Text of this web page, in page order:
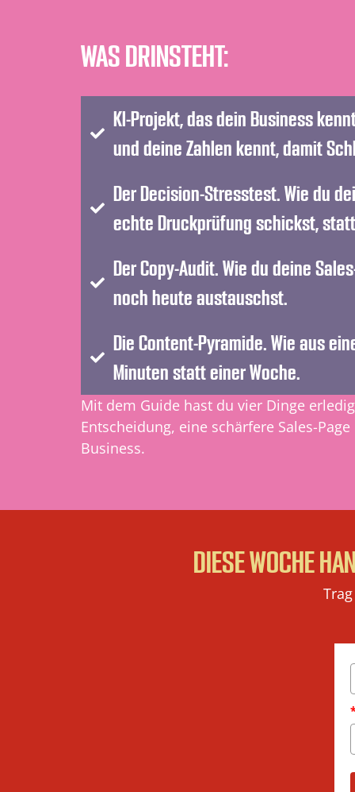
WAS DRINSTEHT:
KI-Projekt, das dein Business
und deine Zahlen kennt, damit
Der Decision-Stresstest. Wie du
echte Druckprüfung schickst,
Der Copy-Audit. Wie du deine
noch heute austauschst.
Die Content-Pyramide. Wie aus
Minuten statt einer Woche.
Mit dem Guide hast du vier Dinge
Entscheidung, eine schärfere Sales-
Business.
DIESE WOCHE